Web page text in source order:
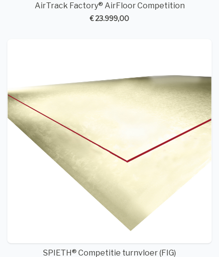
AirTrack Factory® AirFloor Competition
€ 23.999,00
SPIETH® Competitie turnvloer (FIG)